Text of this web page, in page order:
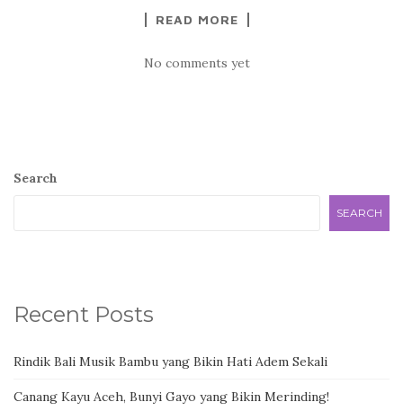
READ MORE
No comments yet
Search
SEARCH
Recent Posts
Rindik Bali Musik Bambu yang Bikin Hati Adem Sekali
Canang Kayu Aceh, Bunyi Gayo yang Bikin Merinding!